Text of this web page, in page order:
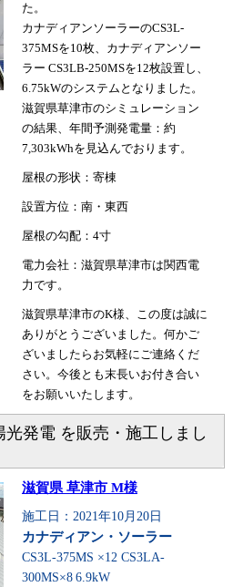
た。
カナディアンソーラーのCS3L-
375MSを10枚、カナディアンソー
ラー CS3LB-250MSを12枚設置し、
6.75kWのシステムとなりました。
滋賀県草津市のシミュレーション
の結果、年間予測発電量：約
7,303kWhを見込んでおります。
屋根の形状：寄棟
設置方位：南・東西
屋根の勾配：4寸
電力会社：滋賀県草津市は関西電
力です。
滋賀県草津市のK様、この度は誠に
ありがとうございました。何かご
ざいましたらお気軽にご連絡くだ
さい。今後とも末長いお付き合い
をお願いいたします。
発電 を販売・施工しまし
滋賀県 草津市 M様
施工日：2021年10月20日
カナディアン・ソーラー
CS3L-375MS ×12 CS3LA-
300MS×8 6.9kW